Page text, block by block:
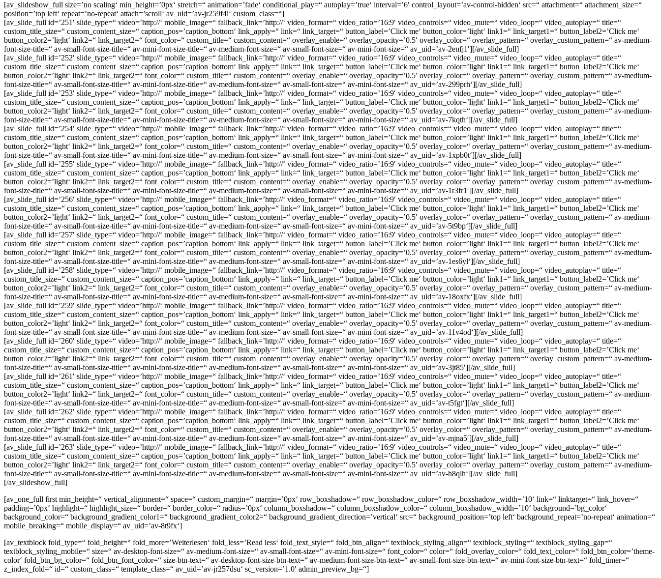
[av_slideshow_full size=’no scaling‘ min_height=’0px‘ stretch=“ animation=’fade‘ conditional_play=“ autoplay=’true‘ interval=’6′ control_layout=’av-control-hidden‘ src=“ attachment=“ attachment_size=“
position=’top left‘ repeat=’no-repeat‘ attach=’scroll‘ av_uid=’av-jr259f4i‘ custom_class=“]
[av_slide_full id=’251′ slide_type=“ video=’http://‘ mobile_image=“ fallback_link=’http://‘ video_format=“ video_ratio=’16:9′ video_controls=“ video_mute=“ video_loop=“ video_autoplay=“ title=“
custom_title_size=“ custom_content_size=“ caption_pos=’caption_bottom‘ link_apply=“ link=“ link_target=“ button_label=’Click me‘ button_color=’light‘ link1=“ link_target1=“ button_label2=’Click me‘
button_color2=’light‘ link2=“ link_target2=“ font_color=“ custom_title=“ custom_content=“ overlay_enable=“ overlay_opacity=’0.5′ overlay_color=“ overlay_pattern=“ overlay_custom_pattern=“ av-medium-
font-size-title=“ av-small-font-size-title=“ av-mini-font-size-title=“ av-medium-font-size=“ av-small-font-size=“ av-mini-font-size=“ av_uid=’av-2enfj1′][/av_slide_full]
[av_slide_full id=’252′ slide_type=“ video=’http://‘ mobile_image=“ fallback_link=’http://‘ video_format=“ video_ratio=’16:9′ video_controls=“ video_mute=“ video_loop=“ video_autoplay=“ title=“
custom_title_size=“ custom_content_size=“ caption_pos=’caption_bottom‘ link_apply=“ link=“ link_target=“ button_label=’Click me‘ button_color=’light‘ link1=“ link_target1=“ button_label2=’Click me‘
button_color2=’light‘ link2=“ link_target2=“ font_color=“ custom_title=“ custom_content=“ overlay_enable=“ overlay_opacity=’0.5′ overlay_color=“ overlay_pattern=“ overlay_custom_pattern=“ av-medium-
font-size-title=“ av-small-font-size-title=“ av-mini-font-size-title=“ av-medium-font-size=“ av-small-font-size=“ av-mini-font-size=“ av_uid=’av-299prh‘][/av_slide_full]
[av_slide_full id=’253′ slide_type=“ video=’http://‘ mobile_image=“ fallback_link=’http://‘ video_format=“ video_ratio=’16:9′ video_controls=“ video_mute=“ video_loop=“ video_autoplay=“ title=“
custom_title_size=“ custom_content_size=“ caption_pos=’caption_bottom‘ link_apply=“ link=“ link_target=“ button_label=’Click me‘ button_color=’light‘ link1=“ link_target1=“ button_label2=’Click me‘
button_color2=’light‘ link2=“ link_target2=“ font_color=“ custom_title=“ custom_content=“ overlay_enable=“ overlay_opacity=’0.5′ overlay_color=“ overlay_pattern=“ overlay_custom_pattern=“ av-medium-
font-size-title=“ av-small-font-size-title=“ av-mini-font-size-title=“ av-medium-font-size=“ av-small-font-size=“ av-mini-font-size=“ av_uid=’av-7kqth‘][/av_slide_full]
[av_slide_full id=’254′ slide_type=“ video=’http://‘ mobile_image=“ fallback_link=’http://‘ video_format=“ video_ratio=’16:9′ video_controls=“ video_mute=“ video_loop=“ video_autoplay=“ title=“
custom_title_size=“ custom_content_size=“ caption_pos=’caption_bottom‘ link_apply=“ link=“ link_target=“ button_label=’Click me‘ button_color=’light‘ link1=“ link_target1=“ button_label2=’Click me‘
button_color2=’light‘ link2=“ link_target2=“ font_color=“ custom_title=“ custom_content=“ overlay_enable=“ overlay_opacity=’0.5′ overlay_color=“ overlay_pattern=“ overlay_custom_pattern=“ av-medium-
font-size-title=“ av-small-font-size-title=“ av-mini-font-size-title=“ av-medium-font-size=“ av-small-font-size=“ av-mini-font-size=“ av_uid=’av-1xpb0t‘][/av_slide_full]
[av_slide_full id=’255′ slide_type=“ video=’http://‘ mobile_image=“ fallback_link=’http://‘ video_format=“ video_ratio=’16:9′ video_controls=“ video_mute=“ video_loop=“ video_autoplay=“ title=“
custom_title_size=“ custom_content_size=“ caption_pos=’caption_bottom‘ link_apply=“ link=“ link_target=“ button_label=’Click me‘ button_color=’light‘ link1=“ link_target1=“ button_label2=’Click me‘
button_color2=’light‘ link2=“ link_target2=“ font_color=“ custom_title=“ custom_content=“ overlay_enable=“ overlay_opacity=’0.5′ overlay_color=“ overlay_pattern=“ overlay_custom_pattern=“ av-medium-
font-size-title=“ av-small-font-size-title=“ av-mini-font-size-title=“ av-medium-font-size=“ av-small-font-size=“ av-mini-font-size=“ av_uid=’av-1r3fr1′][/av_slide_full]
[av_slide_full id=’256′ slide_type=“ video=’http://‘ mobile_image=“ fallback_link=’http://‘ video_format=“ video_ratio=’16:9′ video_controls=“ video_mute=“ video_loop=“ video_autoplay=“ title=“
custom_title_size=“ custom_content_size=“ caption_pos=’caption_bottom‘ link_apply=“ link=“ link_target=“ button_label=’Click me‘ button_color=’light‘ link1=“ link_target1=“ button_label2=’Click me‘
button_color2=’light‘ link2=“ link_target2=“ font_color=“ custom_title=“ custom_content=“ overlay_enable=“ overlay_opacity=’0.5′ overlay_color=“ overlay_pattern=“ overlay_custom_pattern=“ av-medium-
font-size-title=“ av-small-font-size-title=“ av-mini-font-size-title=“ av-medium-font-size=“ av-small-font-size=“ av-mini-font-size=“ av_uid=’av-5t9bp‘][/av_slide_full]
[av_slide_full id=’257′ slide_type=“ video=’http://‘ mobile_image=“ fallback_link=’http://‘ video_format=“ video_ratio=’16:9′ video_controls=“ video_mute=“ video_loop=“ video_autoplay=“ title=“
custom_title_size=“ custom_content_size=“ caption_pos=’caption_bottom‘ link_apply=“ link=“ link_target=“ button_label=’Click me‘ button_color=’light‘ link1=“ link_target1=“ button_label2=’Click me‘
button_color2=’light‘ link2=“ link_target2=“ font_color=“ custom_title=“ custom_content=“ overlay_enable=“ overlay_opacity=’0.5′ overlay_color=“ overlay_pattern=“ overlay_custom_pattern=“ av-medium-
font-size-title=“ av-small-font-size-title=“ av-mini-font-size-title=“ av-medium-font-size=“ av-small-font-size=“ av-mini-font-size=“ av_uid=’av-1es6yl‘][/av_slide_full]
[av_slide_full id=’258′ slide_type=“ video=’http://‘ mobile_image=“ fallback_link=’http://‘ video_format=“ video_ratio=’16:9′ video_controls=“ video_mute=“ video_loop=“ video_autoplay=“ title=“
custom_title_size=“ custom_content_size=“ caption_pos=’caption_bottom‘ link_apply=“ link=“ link_target=“ button_label=’Click me‘ button_color=’light‘ link1=“ link_target1=“ button_label2=’Click me‘
button_color2=’light‘ link2=“ link_target2=“ font_color=“ custom_title=“ custom_content=“ overlay_enable=“ overlay_opacity=’0.5′ overlay_color=“ overlay_pattern=“ overlay_custom_pattern=“ av-medium-
font-size-title=“ av-small-font-size-title=“ av-mini-font-size-title=“ av-medium-font-size=“ av-small-font-size=“ av-mini-font-size=“ av_uid=’av-18oxfx‘][/av_slide_full]
[av_slide_full id=’259′ slide_type=“ video=’http://‘ mobile_image=“ fallback_link=’http://‘ video_format=“ video_ratio=’16:9′ video_controls=“ video_mute=“ video_loop=“ video_autoplay=“ title=“
custom_title_size=“ custom_content_size=“ caption_pos=’caption_bottom‘ link_apply=“ link=“ link_target=“ button_label=’Click me‘ button_color=’light‘ link1=“ link_target1=“ button_label2=’Click me‘
button_color2=’light‘ link2=“ link_target2=“ font_color=“ custom_title=“ custom_content=“ overlay_enable=“ overlay_opacity=’0.5′ overlay_color=“ overlay_pattern=“ overlay_custom_pattern=“ av-medium-
font-size-title=“ av-small-font-size-title=“ av-mini-font-size-title=“ av-medium-font-size=“ av-small-font-size=“ av-mini-font-size=“ av_uid=’av-11v4od‘][/av_slide_full]
[av_slide_full id=’260′ slide_type=“ video=’http://‘ mobile_image=“ fallback_link=’http://‘ video_format=“ video_ratio=’16:9′ video_controls=“ video_mute=“ video_loop=“ video_autoplay=“ title=“
custom_title_size=“ custom_content_size=“ caption_pos=’caption_bottom‘ link_apply=“ link=“ link_target=“ button_label=’Click me‘ button_color=’light‘ link1=“ link_target1=“ button_label2=’Click me‘
button_color2=’light‘ link2=“ link_target2=“ font_color=“ custom_title=“ custom_content=“ overlay_enable=“ overlay_opacity=’0.5′ overlay_color=“ overlay_pattern=“ overlay_custom_pattern=“ av-medium-
font-size-title=“ av-small-font-size-title=“ av-mini-font-size-title=“ av-medium-font-size=“ av-small-font-size=“ av-mini-font-size=“ av_uid=’av-3jt85′][/av_slide_full]
[av_slide_full id=’261′ slide_type=“ video=’http://‘ mobile_image=“ fallback_link=’http://‘ video_format=“ video_ratio=’16:9′ video_controls=“ video_mute=“ video_loop=“ video_autoplay=“ title=“
custom_title_size=“ custom_content_size=“ caption_pos=’caption_bottom‘ link_apply=“ link=“ link_target=“ button_label=’Click me‘ button_color=’light‘ link1=“ link_target1=“ button_label2=’Click me‘
button_color2=’light‘ link2=“ link_target2=“ font_color=“ custom_title=“ custom_content=“ overlay_enable=“ overlay_opacity=’0.5′ overlay_color=“ overlay_pattern=“ overlay_custom_pattern=“ av-medium-
font-size-title=“ av-small-font-size-title=“ av-mini-font-size-title=“ av-medium-font-size=“ av-small-font-size=“ av-mini-font-size=“ av_uid=’av-t5fgt‘][/av_slide_full]
[av_slide_full id=’262′ slide_type=“ video=’http://‘ mobile_image=“ fallback_link=’http://‘ video_format=“ video_ratio=’16:9′ video_controls=“ video_mute=“ video_loop=“ video_autoplay=“ title=“
custom_title_size=“ custom_content_size=“ caption_pos=’caption_bottom‘ link_apply=“ link=“ link_target=“ button_label=’Click me‘ button_color=’light‘ link1=“ link_target1=“ button_label2=’Click me‘
button_color2=’light‘ link2=“ link_target2=“ font_color=“ custom_title=“ custom_content=“ overlay_enable=“ overlay_opacity=’0.5′ overlay_color=“ overlay_pattern=“ overlay_custom_pattern=“ av-medium-
font-size-title=“ av-small-font-size-title=“ av-mini-font-size-title=“ av-medium-font-size=“ av-small-font-size=“ av-mini-font-size=“ av_uid=’av-mjna5′][/av_slide_full]
[av_slide_full id=’263′ slide_type=“ video=’http://‘ mobile_image=“ fallback_link=’http://‘ video_format=“ video_ratio=’16:9′ video_controls=“ video_mute=“ video_loop=“ video_autoplay=“ title=“
custom_title_size=“ custom_content_size=“ caption_pos=’caption_bottom‘ link_apply=“ link=“ link_target=“ button_label=’Click me‘ button_color=’light‘ link1=“ link_target1=“ button_label2=’Click me‘
button_color2=’light‘ link2=“ link_target2=“ font_color=“ custom_title=“ custom_content=“ overlay_enable=“ overlay_opacity=’0.5′ overlay_color=“ overlay_pattern=“ overlay_custom_pattern=“ av-medium-
font-size-title=“ av-small-font-size-title=“ av-mini-font-size-title=“ av-medium-font-size=“ av-small-font-size=“ av-mini-font-size=“ av_uid=’av-h8qlh‘][/av_slide_full]
[/av_slideshow_full]
[av_one_full first min_height=“ vertical_alignment=“ space=“ custom_margin=“ margin=’0px‘ row_boxshadow=“ row_boxshadow_color=“ row_boxshadow_width=’10‘ link=“ linktarget=“ link_hover=“
padding=’0px‘ highlight=“ highlight_size=“ border=“ border_color=“ radius=’0px‘ column_boxshadow=“ column_boxshadow_color=“ column_boxshadow_width=’10‘ background=’bg_color‘
background_color=“ background_gradient_color1=“ background_gradient_color2=“ background_gradient_direction=’vertical‘ src=“ background_position=’top left‘ background_repeat=’no-repeat‘ animation=“
mobile_breaking=“ mobile_display=“ av_uid=’av-8t9fx‘]
[av_textblock fold_type=“ fold_height=“ fold_more=’Weiterlesen‘ fold_less=’Read less‘ fold_text_style=“ fold_btn_align=“ textblock_styling_align=“ textblock_styling=“ textblock_styling_gap=“
textblock_styling_mobile=“ size=“ av-desktop-font-size=“ av-medium-font-size=“ av-small-font-size=“ av-mini-font-size=“ font_color=“ color=“ fold_overlay_color=“ fold_text_color=“ fold_btn_color=’theme-
color‘ fold_btn_bg_color=“ fold_btn_font_color=“ size-btn-text=“ av-desktop-font-size-btn-text=“ av-medium-font-size-btn-text=“ av-small-font-size-btn-text=“ av-mini-font-size-btn-text=“ fold_timer=“
z_index_fold=“ id=“ custom_class=“ template_class=“ av_uid=’av-jr257dsu‘ sc_version=’1.0′ admin_preview_bg=“]